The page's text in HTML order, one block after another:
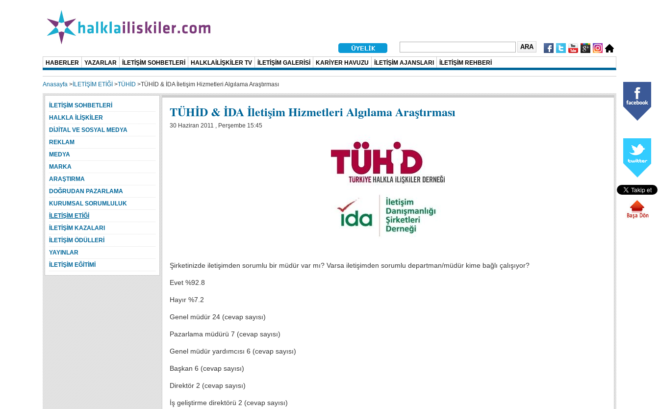
HABERLER YAZARLAR İLETİŞİM SOHBETLERİ HALKLAİLİŞKİLER TV İLETİŞİM GALERİSİ KARİYER HAVUZU İLETİŞİM AJANSLARI İLETİŞİM REHBERİ
Anasayfa > İLETİŞİM ETİĞİ >TÜHİD >TÜHİD & İDA İletişim Hizmetleri Algılama Araştırması
TÜHİD & İDA İletişim Hizmetleri Algılama Araştırması
30 Haziran 2011 , Perşembe 15:45
Şirketinizde iletişimden sorumlu bir müdür var mı? Varsa iletişimden sorumlu departman/müdür kime bağlı çalışıyor?
Evet %92.8
Hayır %7.2
Genel müdür 24 (cevap sayısı)
Pazarlama müdürü 7 (cevap sayısı)
Genel müdür yardımcısı 6 (cevap sayısı)
Başkan 6 (cevap sayısı)
Direktör 2 (cevap sayısı)
İş geliştirme direktörü 2 (cevap sayısı)
İLETİŞİM SOHBETLERİ
HALKLA İLİŞKİLER
DİJİTAL VE SOSYAL MEDYA
REKLAM
MEDYA
MARKA
ARAŞTIRMA
DOĞRUDAN PAZARLAMA
KURUMSAL SORUMLULUK
İLETİŞİM ETİĞİ
İLETİŞİM KAZALARI
İLETİŞİM ÖDÜLLERİ
YAYINLAR
İLETİŞİM EĞİTİMİ